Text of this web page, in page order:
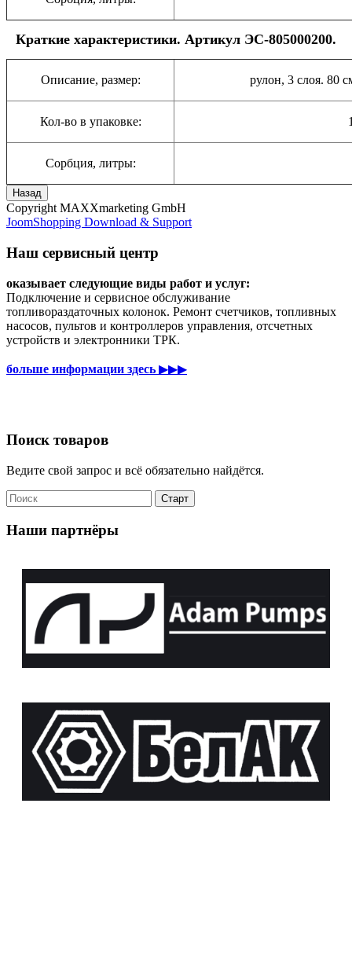
Краткие характеристики. Артикул ЭС-805000200.
Описание, размер: рулон, 3 слоя. 80
Кол-во в упаковке:
Сорбция, литры:
Copyright MAXXmarketing GmbH
JoomShopping Download & Support
Наш сервисный центр
оказывает следующие виды работ и услуг:
Подключение и сервисное обслуживание
топливораздаточных колонок. Ремонт счетчиков, топливных
насосов, пультов и контроллеров управления, отсчетных
устройств и электронники ТРК.
больше информации здесь ▶▶▶
Поиск товаров
Ведите свой запрос и всё обязательно найдётся.
Наши партнёры